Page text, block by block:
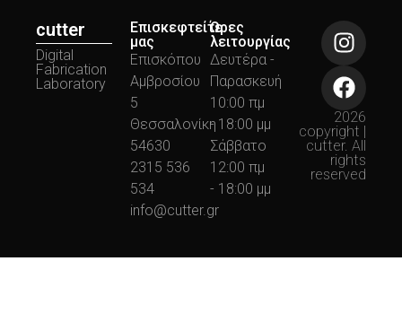
cutter
Digital
Fabrication
Laboratory
Επισκεφτείτε
μας
Επισκόπου
Αμβροσίου
5
Θεσσαλονίκη
54630
2315 536
534
info@cutter.gr
Ώρες
λειτουργίας
Δευτέρα -
Παρασκευή
10:00 πμ
- 18:00 μμ
Σάββατο
12:00 πμ
- 18:00 μμ
2026
copyright |
cutter. All
rights
reserved